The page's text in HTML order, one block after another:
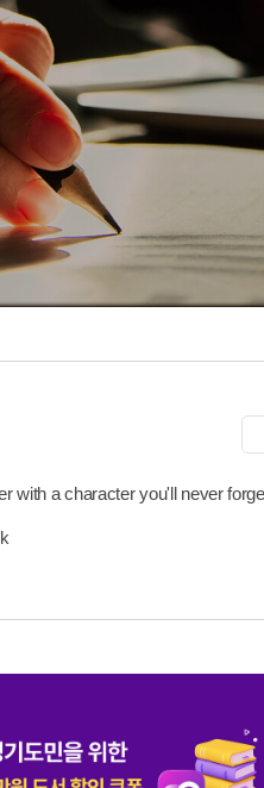
with a character you'll never